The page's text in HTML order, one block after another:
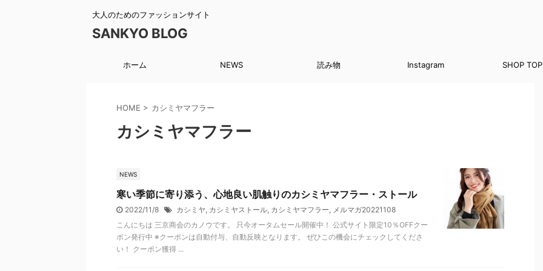
大人のためのファッションサイト
SANKYO BLOG
ホーム NEWS 読み物 Instagram SHOP TOP
HOME > カシミヤマフラー
カシミヤマフラー
NEWS
寒い季節に寄り添う、心地良い肌触りのカシミヤマフラー・ストール
2022/11/8 カシミヤ, カシミヤストール, カシミヤマフラー, メルマガ20221108
こんにちは 三京商会のカノウです。 只今オータムセール開催中！ 公式サイト限定10％OFFクー
ポン発行中 ※クーポンは自動付与、自動反映となります。 ぜひこの機会にチェックしてくださ
い！ クーポン獲得 ...